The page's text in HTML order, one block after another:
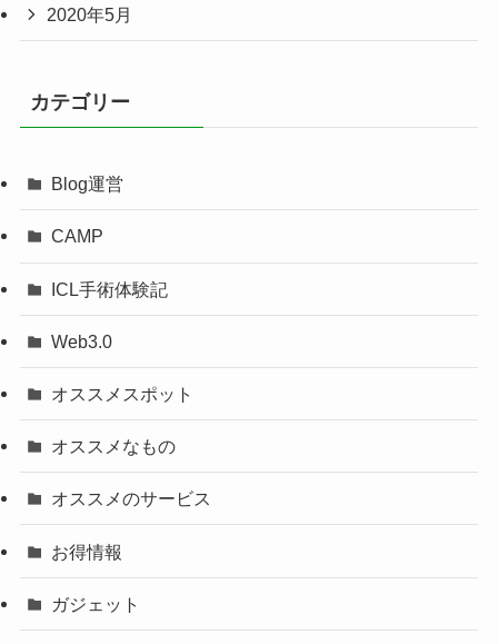
2020年5月
カテゴリー
Blog運営
CAMP
ICL手術体験記
Web3.0
オススメスポット
オススメなもの
オススメのサービス
お得情報
ガジェット